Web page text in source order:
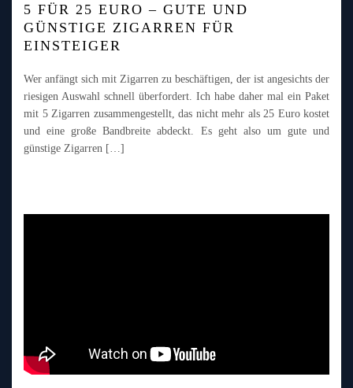
5 FÜR 25 EURO – GUTE UND
GÜNSTIGE ZIGARREN FÜR
EINSTEIGER
Wer anfängt sich mit Zigarren zu beschäftigen, der ist angesichts der
riesigen Auswahl schnell überfordert. Ich habe daher mal ein Paket
mit 5 Zigarren zusammengestellt, das nicht mehr als 25 Euro kostet
und eine große Bandbreite abdeckt. Es geht also um gute und
günstige Zigarren […]